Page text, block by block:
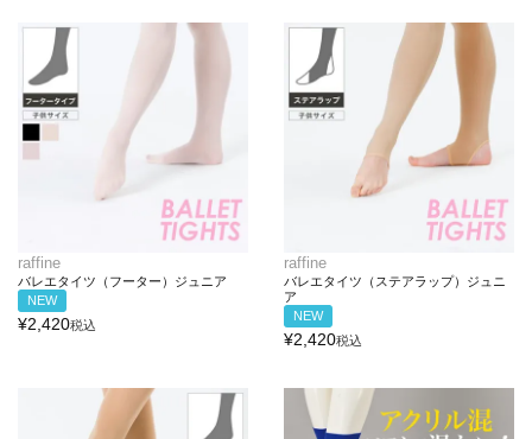
raffine
バレエタイツ（フーター）ジュニア
NEW
¥2,420税込
raffine
バレエタイツ（ステアラップ）ジュニ
ア
NEW
¥2,420税込